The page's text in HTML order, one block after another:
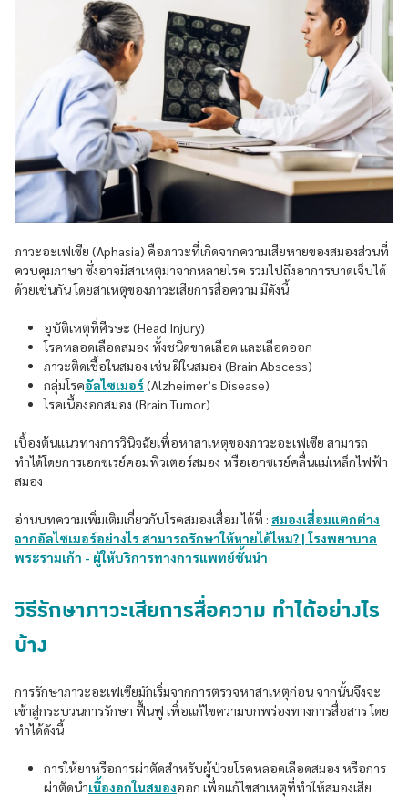
ภาวะอะเฟเซีย (Aphasia) คือภาวะที่เกิดจากความเสียหายของสมองส่วนที่
ควบคุมภาษา ซึ่งอาจมีสาเหตุมาจากหลายโรค รวมไปถึงอาการบาดเจ็บได้
ด้วยเช่นกัน โดยสาเหตุของภาวะเสียการสื่อความ มีดังนี้
อุบัติเหตุที่ศีรษะ (Head Injury)
โรคหลอดเลือดสมอง ทั้งชนิดขาดเลือด และเลือดออก
ภาวะติดเชื้อในสมอง เช่น ฝีในสมอง (Brain Abscess)
กลุ่มโรคอัลไซเมอร์(Alzheimer’s Disease)
โรคเนื้องอกสมอง (Brain Tumor)
เบื้องต้นแนวทางการวินิจฉัยเพื่อหาสาเหตุของภาวะอะเฟเซีย สามารถ
ทำได้โดยการเอกซเรย์คอมพิวเตอร์สมอง หรือเอกซเรย์คลื่นแม่เหล็กไฟฟ้า
สมอง
อ่านบทความเพิ่มเติมเกี่ยวกับโรคสมองเสื่อม ได้ที่ : สมองเสื่อมแตกต่าง
จากอัลไซเมอร์อย่างไร สามารถรักษาให้หายได้ไหม? | โรงพยาบาล
พระรามเก้า - ผู้ให้บริการทางการแพทย์ชั้นนำ
วิธีรักษาภาวะเสียการสื่อความ ทำได้อย่างไร
บ้าง
การรักษาภาวะอะเฟเซียมักเริ่มจากการตรวจหาสาเหตุก่อน จากนั้นจึงจะ
เข้าสู่กระบวนการรักษา ฟื้นฟู เพื่อแก้ไขความบกพร่องทางการสื่อสาร โดย
ทำได้ดังนี้
การให้ยาหรือการผ่าตัดสำหรับผู้ป่วยโรคหลอดเลือดสมอง หรือการ
ผ่าตัดนำเนื้องอกในสมองออก เพื่อแก้ไขสาเหตุที่ทำให้สมองเสีย